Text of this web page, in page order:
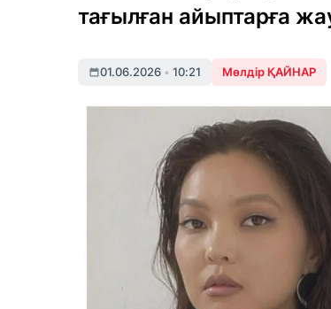
тағылған айыптарға
01.06.2026 • 10:21 Мөлдір ҚАЙНАР